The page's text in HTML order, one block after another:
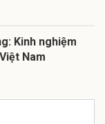
Kinh nghiệm
Nam